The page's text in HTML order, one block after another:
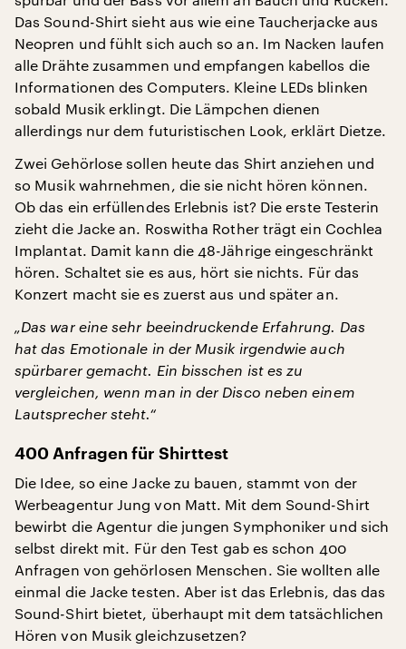
Das Sound-Shirt sieht aus wie eine Taucherjacke aus
Neopren und fühlt sich auch so an. Im Nacken laufen
alle Drähte zusammen und empfangen kabellos die
Informationen des Computers. Kleine LEDs blinken
sobald Musik erklingt. Die Lämpchen dienen
allerdings nur dem futuristischen Look, erklärt Dietze.
Zwei Gehörlose sollen heute das Shirt anziehen und
so Musik wahrnehmen, die sie nicht hören können.
Ob das ein erfüllendes Erlebnis ist? Die erste Testerin
zieht die Jacke an. Roswitha Rother trägt ein Cochlea
Implantat. Damit kann die 48-Jährige eingeschränkt
hören. Schaltet sie es aus, hört sie nichts. Für das
Konzert macht sie es zuerst aus und später an.
„Das war eine sehr beeindruckende Erfahrung. Das
hat das Emotionale in der Musik irgendwie auch
spürbarer gemacht. Ein bisschen ist es zu
vergleichen, wenn man in der Disco neben einem
Lautsprecher steht.“
400 Anfragen für Shirttest
Die Idee, so eine Jacke zu bauen, stammt von der
Werbeagentur Jung von Matt. Mit dem Sound-Shirt
bewirbt die Agentur die jungen Symphoniker und sich
selbst direkt mit. Für den Test gab es schon 400
Anfragen von gehörlosen Menschen. Sie wollten alle
einmal die Jacke testen. Aber ist das Erlebnis, das das
Sound-Shirt bietet, überhaupt mit dem tatsächlichen
Hören von Musik gleichzusetzen?